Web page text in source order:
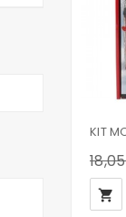
local_grocery_store